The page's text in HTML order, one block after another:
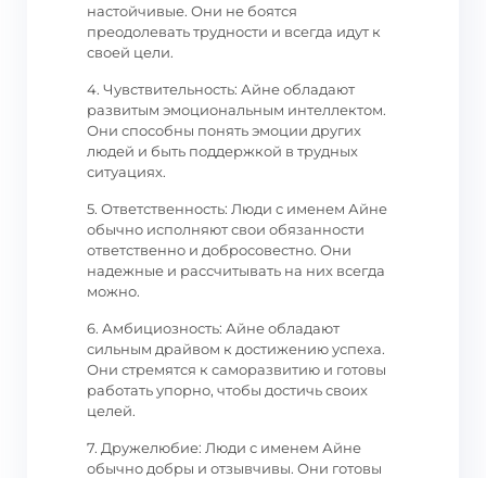
настойчивые. Они не боятся
преодолевать трудности и всегда идут к
своей цели.
4. Чувствительность: Айне обладают
развитым эмоциональным интеллектом.
Они способны понять эмоции других
людей и быть поддержкой в трудных
ситуациях.
5. Ответственность: Люди с именем Айне
обычно исполняют свои обязанности
ответственно и добросовестно. Они
надежные и рассчитывать на них всегда
можно.
6. Амбициозность: Айне обладают
сильным драйвом к достижению успеха.
Они стремятся к саморазвитию и готовы
работать упорно, чтобы достичь своих
целей.
7. Дружелюбие: Люди с именем Айне
обычно добры и отзывчивы. Они готовы